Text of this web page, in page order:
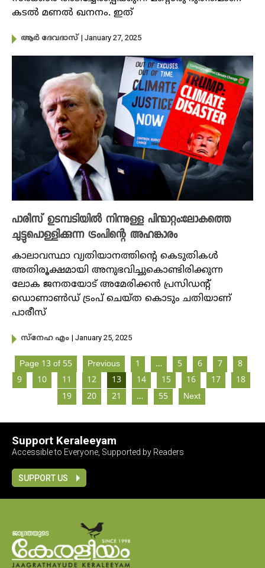
കടൽ മണൽ ഖനനം. ഇത്
ആർ ദേവദാസ് | January 27, 2025
പാരീസ് ഉടമ്പടിയിൽ നിന്നുള്ള പിന്മാറ്റം:ലോകത്തെ
ചുട്ടുപൊള്ളിക്കുന്ന ട്രംപിന്റെ അഹങ്കാരം
കാലാവസ്ഥാ വ്യതിയാനത്തിന്റെ കെടുതികൾ
അതിരൂക്ഷമായി അനുഭവിച്ചുകൊണ്ടിരിക്കുന്ന
ലോക ജനതയോട് അമേരിക്കൻ പ്രസിഡന്റ്
ഡൊണാൺഡ് ട്രംപ് ചെയ്ത കൊടും ചതിയാണ്
പാരീസ്
സ്നേഹ എം | January 25, 2025
Page 13 of 55 Previous 1 … 5 6 7
8
9
10 11 12 13 14 15 16 17
18
19
20 21 … 55 Next
Support Keraleeyam
Accessible to Everyone, Supported by Readers
SUPPORT US